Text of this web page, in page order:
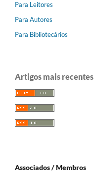
Para Leitores
Para Autores
Para Bibliotecários
Artigos mais recentes
Associados / Membros